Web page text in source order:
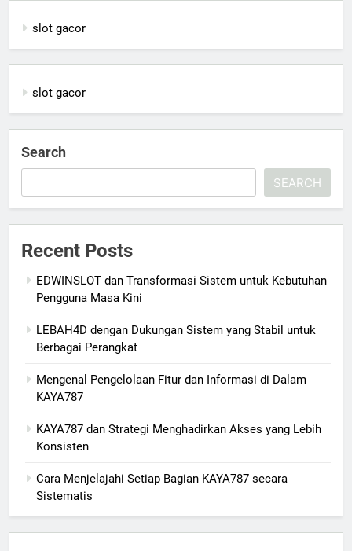
slot gacor
slot gacor
Search
SEARCH
Recent Posts
EDWINSLOT dan Transformasi Sistem untuk Kebutuhan
Pengguna Masa Kini
LEBAH4D dengan Dukungan Sistem yang Stabil untuk
Berbagai Perangkat
Mengenal Pengelolaan Fitur dan Informasi di Dalam
KAYA787
KAYA787 dan Strategi Menghadirkan Akses yang Lebih
Konsisten
Cara Menjelajahi Setiap Bagian KAYA787 secara
Sistematis